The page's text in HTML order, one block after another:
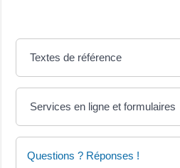
Textes de référence
Services en ligne et formulaires
Questions ? Réponses !